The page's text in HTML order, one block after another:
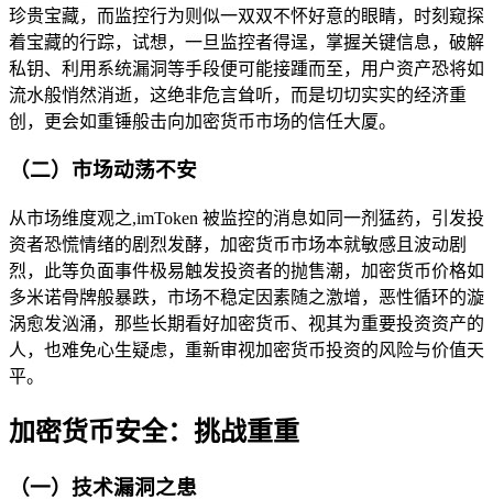
珍贵宝藏，而监控行为则似一双双不怀好意的眼睛，时刻窥探
着宝藏的行踪，试想，一旦监控者得逞，掌握关键信息，破解
私钥、利用系统漏洞等手段便可能接踵而至，用户资产恐将如
流水般悄然消逝，这绝非危言耸听，而是切切实实的经济重
创，更会如重锤般击向加密货币市场的信任大厦。
（二）市场动荡不安
从市场维度观之,imToken 被监控的消息如同一剂猛药，引发投
资者恐慌情绪的剧烈发酵，加密货币市场本就敏感且波动剧
烈，此等负面事件极易触发投资者的抛售潮，加密货币价格如
多米诺骨牌般暴跌，市场不稳定因素随之激增，恶性循环的漩
涡愈发汹涌，那些长期看好加密货币、视其为重要投资资产的
人，也难免心生疑虑，重新审视加密货币投资的风险与价值天
平。
加密货币安全：挑战重重
（一）技术漏洞之患